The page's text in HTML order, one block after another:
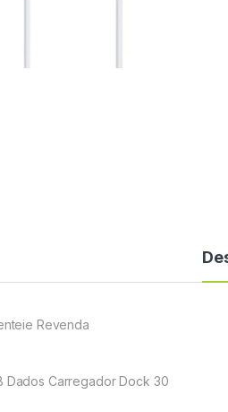
Revenda
Dados Carregador Dock 30